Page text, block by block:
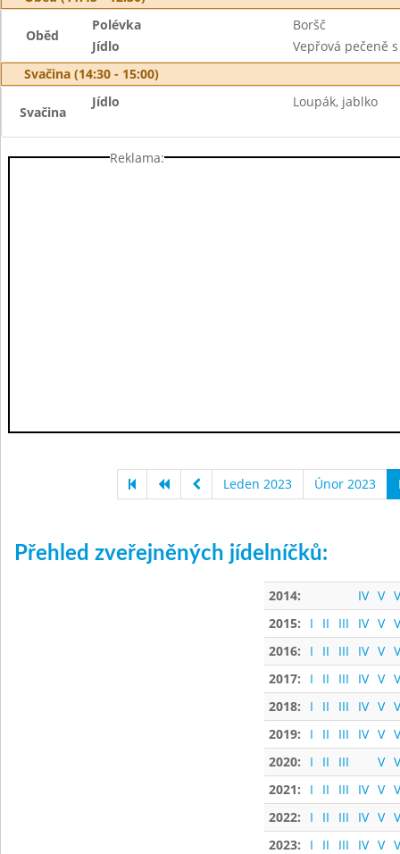
Oběd
Polévka
Boršč
Jídlo
Vepřová pečeně
Svačina (14:30 - 15:00)
Svačina
Jídlo Loupák, jablko
Reklama:
Leden 2023 Únor 2023
Přehled zveřejněných jídelníčků:
2014: IV V
2015:
I II III IV V
2016:
I II III IV V
2017:
I II III IV V
2018:
I II III IV V
2019:
I II III IV V
2020:
I II III V
2021:
I II III IV V
2022:
I II III IV V
2023:
I II III IV V